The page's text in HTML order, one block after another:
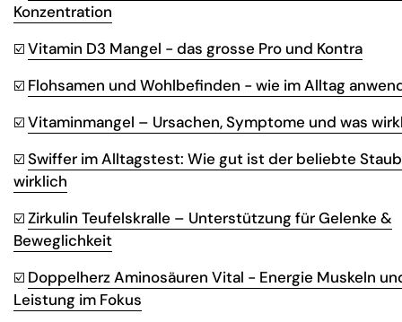
Konzentration
☑️ Vitamin D3 Mangel - das grosse Pro und Kontra
☑️ Flohsamen und Wohlbefinden - wie im Alltag
☑️ Vitaminmangel – Ursachen, Symptome und was
☑️ Swiffer im Alltagstest: Wie gut ist der beliebte
wirklich
☑️ Zirkulin Teufelskralle – Unterstützung für Gelenke &
Beweglichkeit
☑️ Doppelherz Aminosäuren Vital - Energie Muskeln
Leistung im Fokus